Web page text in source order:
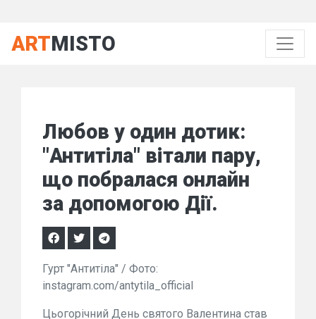
ARTMISTO
Любов у один дотик:
"Антитіла" вітали пару,
що побралася онлайн
за допомогою Дії.
Гурт "Антитіла" / Фото:
instagram.com/antytila_official
Цьогорічний День святого Валентина став